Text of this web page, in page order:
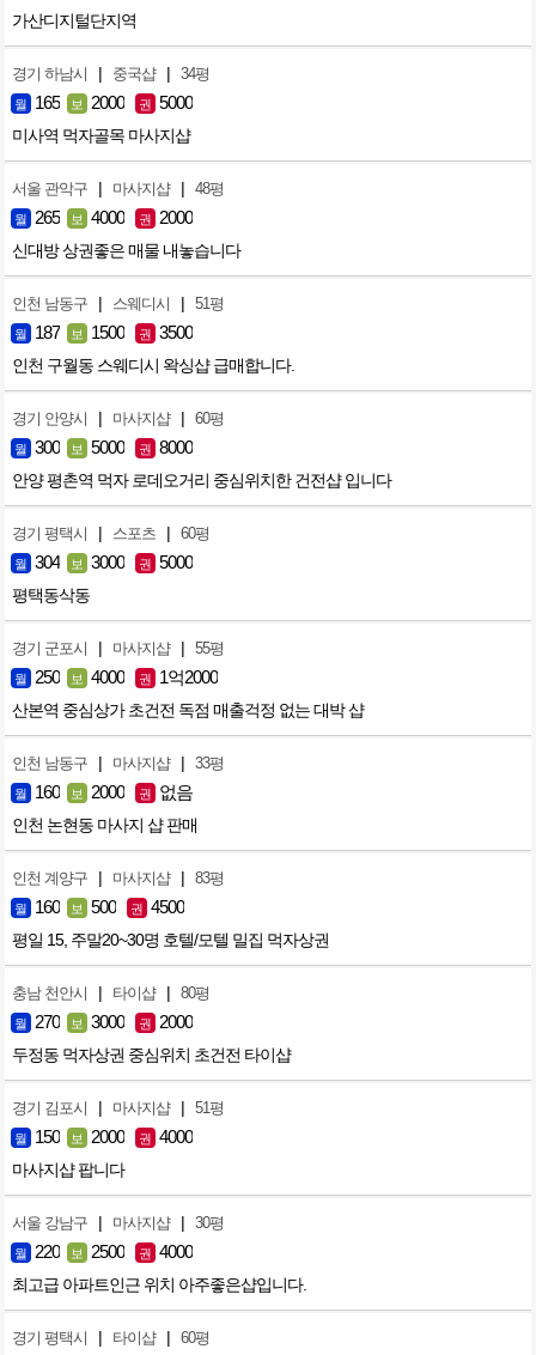
가산디지털단지역
경기 하남시 | 중국샵 | 34평
월 165 보 2000 권 5000
미사역 먹자골목 마사지샵
서울 관악구 | 마사지샵 | 48평
월 265 보 4000 권 2000
신대방 상권좋은 매물 내놓습니다
인천 남동구 | 스웨디시 | 51평
월 187 보 1500 권 3500
인천 구월동 스웨디시 왁싱샵 급매합니다.
경기 안양시 | 마사지샵 | 60평
월 300 보 5000 권 8000
안양 평촌역 먹자 로데오거리 중심위치한 건전샵 입니다
경기 평택시 | 스포츠 | 60평
월 304 보 3000 권 5000
평택동삭동
경기 군포시 | 마사지샵 | 55평
월 250 보 4000 권 1억2000
산본역 중심상가 초건전 독점 매출걱정 없는 대박 샵
인천 남동구 | 마사지샵 | 33평
월 160 보 2000 권 없음
인천 논현동 마사지 샵 판매
인천 계양구 | 마사지샵 | 83평
월 160 보 500 권 4500
평일 15, 주말20~30명 호텔/모텔 밀집 먹자상권
충남 천안시 | 타이샵 | 80평
월 270 보 3000 권 2000
두정동 먹자상권 중심위치 초건전 타이샵
경기 김포시 | 마사지샵 | 51평
월 150 보 2000 권 4000
마사지샵 팝니다
서울 강남구 | 마사지샵 | 30평
월 220 보 2500 권 4000
최고급 아파트인근 위치 아주좋은샵입니다.
경기 평택시 | 타이샵 | 60평